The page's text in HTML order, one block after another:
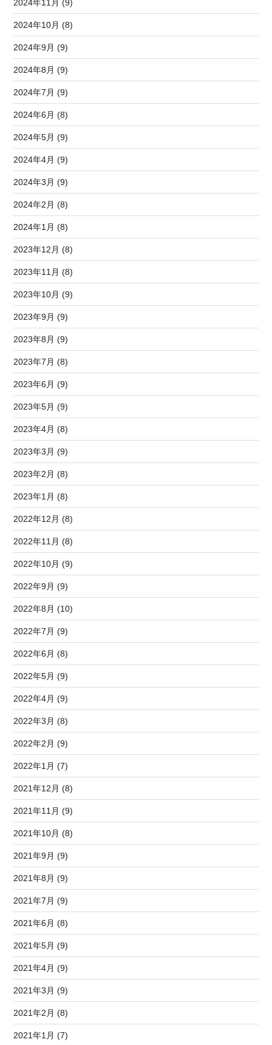
2024年11月 (9)
2024年10月 (8)
2024年9月 (9)
2024年8月 (9)
2024年7月 (9)
2024年6月 (8)
2024年5月 (9)
2024年4月 (9)
2024年3月 (9)
2024年2月 (8)
2024年1月 (8)
2023年12月 (8)
2023年11月 (8)
2023年10月 (9)
2023年9月 (9)
2023年8月 (9)
2023年7月 (8)
2023年6月 (9)
2023年5月 (9)
2023年4月 (8)
2023年3月 (9)
2023年2月 (8)
2023年1月 (8)
2022年12月 (8)
2022年11月 (8)
2022年10月 (9)
2022年9月 (9)
2022年8月 (10)
2022年7月 (9)
2022年6月 (8)
2022年5月 (9)
2022年4月 (9)
2022年3月 (8)
2022年2月 (9)
2022年1月 (7)
2021年12月 (8)
2021年11月 (9)
2021年10月 (8)
2021年9月 (9)
2021年8月 (9)
2021年7月 (9)
2021年6月 (8)
2021年5月 (9)
2021年4月 (9)
2021年3月 (9)
2021年2月 (8)
2021年1月 (7)